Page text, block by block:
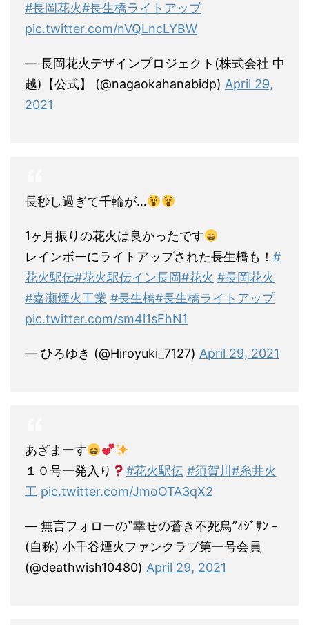
#長岡花火#長生橋ライトアップ
pic.twitter.com/nVQLncLYBW
— 長岡花火デザインプロジェクト(株式会社 中
越)【公式】 (@nagaokahanabidp) April 29,
2021
長秒し過ぎて千輪が…
1ヶ月振りの花火は良かったです
レインボーにライトアップされた長生橋も！ #
花火駅伝#花火駅伝イン長岡#花火 #長岡花火
#嘉瀬煙火工業 #長生橋#長生橋ライトアップ
pic.twitter.com/sm4l1sFhN1
— ひろゆき (@Hiroyuki_7127) April 29, 2021
あざまーす
１０号一発入り
#花火駅伝 #須賀川 #糸井火
工 pic.twitter.com/JmoOTA3qX2
— 無言フォローの‟幸せの蒼き不死鳥”ｵｼﾞｻﾝ -
(自称) 小千谷煙火ファンクラブ第一号会員
(@deathwish10480) April 29, 2021